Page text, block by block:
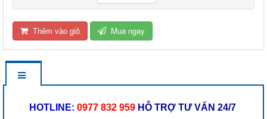
Thêm vào giỏ Mua ngay
HOTLINE: 0977 832 959 HỖ TRỢ TƯ VẤN 24/7